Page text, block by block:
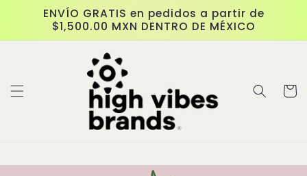
directamente
al contenido
ENVÍO GRATIS en pedidos a partir de
$1,500.00 MXN DENTRO DE MÉXICO
Carrito